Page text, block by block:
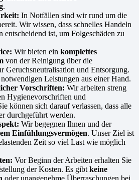
.
In Notfällen sind wir rund um die
Wir wissen, dass schnelles Handeln
entscheidend ist, um Folgeschäden zu
Wir bieten ein komplettes
von der Reinigung über die
Geruchsneutralisation und Entsorgung.
Leistungen aus einer Hand.
Vorschriften: Wir arbeiten streng
Hygienevorschriften und
können sich darauf verlassen, dass alle
durchgeführt werden.
Wir begegnen Ihnen und der
Einfühlungsvermögen. Unser Ziel ist
Zeit so viel Last wie möglich
Vor Beginn der Arbeiten erhalten Sie
der Kosten. Es gibt keine
oder unangenehme Überraschungen bei